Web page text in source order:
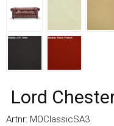
Lord
Artnr: MOClassicSA3